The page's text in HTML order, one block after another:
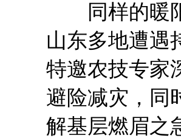
同样的暖阳
山东多地遭遇
特邀农技专家
避险减灾，同
解基层燃眉之